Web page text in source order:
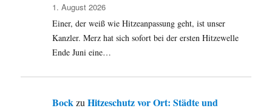
1. August 2026
Einer, der weiß wie Hitzeanpassung geht, ist unser
Kanzler. Merz hat sich sofort bei der ersten Hitzewelle
Ende Juni eine…
BockzuHitzeschutz vor Ort: Städte und